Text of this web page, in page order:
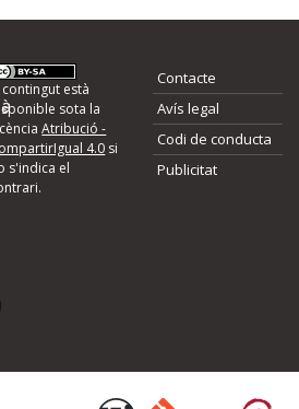
nos millores o
proposar alguna millora, ompliu els
o l'error del qual voleu informar-
*
contingut està
sota la
Atribució -
4.0 si
s'indica el
Contacte
Avís legal
Codi de conducta
Publicitat